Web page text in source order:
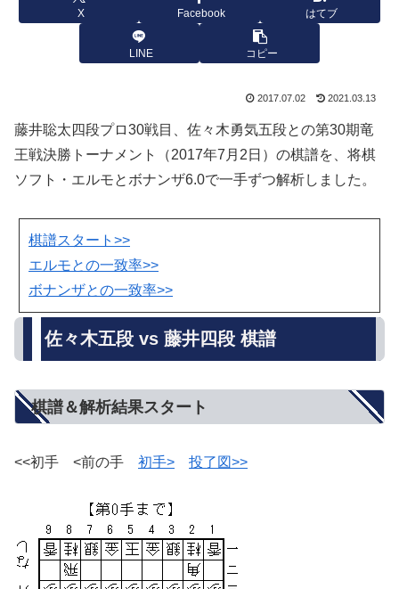
X Facebook はてブ
LINE コピー
2017.07.02 2021.03.13
藤井聡太四段プロ30戦目、佐々木勇気五段との第30期竜
王戦決勝トーナメント（2017年7月2日）の棋譜を、将棋
ソフト・エルモとボナンザ6.0で一手ずつ解析しました。
棋譜スタート>>
エルモとの一致率>>
ボナンザとの一致率>>
佐々木五段 vs 藤井四段 棋譜
棋譜＆解析結果スタート
<<初手 <前の手 初手> 投了図>>